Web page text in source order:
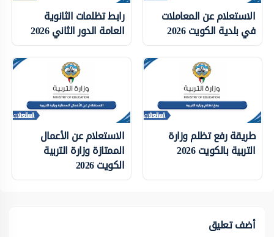
الاستعلام عن المعاملات
في بلدية الكويت 2026
رابط تظلمات الثانوية
العامة الدور الثاني 2026
طريقة رفع تظلم وزارة
التربية بالكويت 2026
الاستعلام عن الأعمال
الممتازة وزارة التربية
الكويت 2026
أضف تعليق